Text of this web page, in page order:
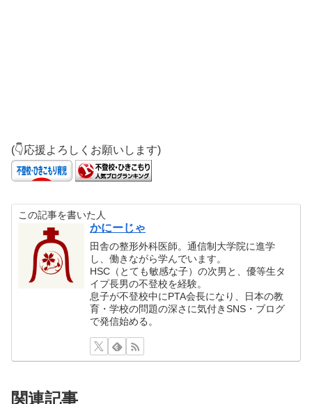
(👇応援よろしくお願いします)
この記事を書いた人
かにーじゃ
田舎の整形外科医師。通信制大学院に進学
し、働きながら学んでいます。
HSC（とても敏感な子）の次男と、優等生タ
イプ長男の不登校を経験。
息子が不登校中にPTA会長になり、日本の教
育・学校の問題の深さに気付きSNS・ブログ
で発信始める。
関連記事